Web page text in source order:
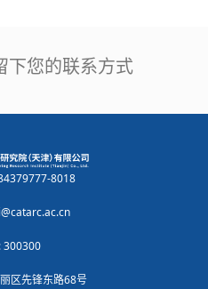
下您的联系方式
8018
300300
区先锋东路68号